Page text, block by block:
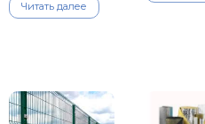
Читать далее